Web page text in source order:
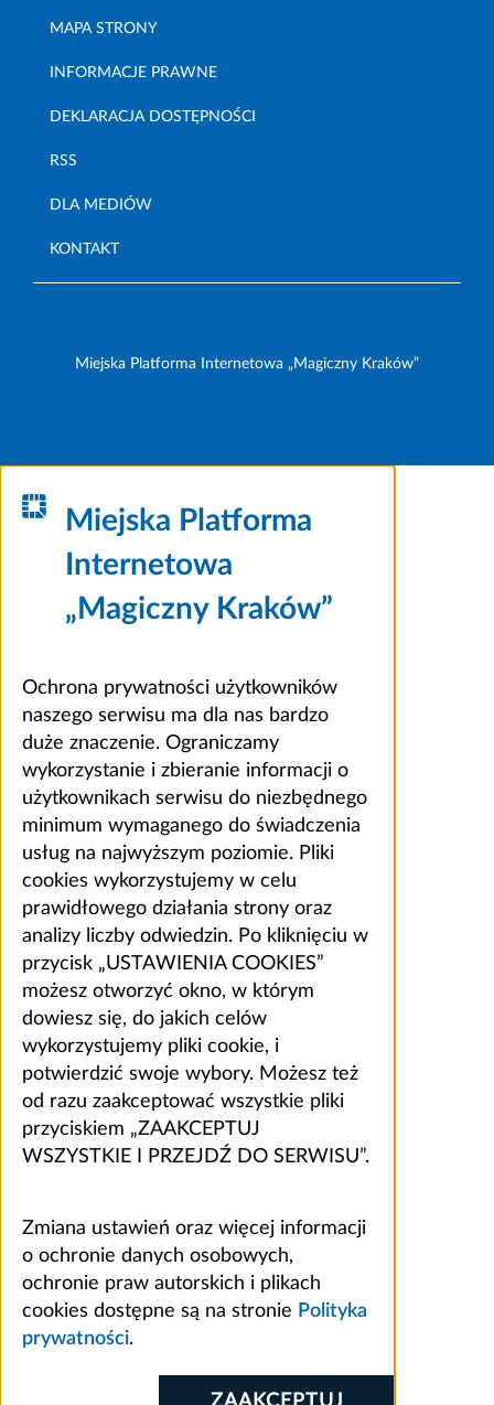
MAPA STRONY
INFORMACJE PRAWNE
DEKLARACJA DOSTĘPNOŚCI
RSS
DLA MEDIÓW
KONTAKT
Miejska Platforma Internetowa „Magiczny Kraków”
Miejska Platforma
Internetowa
„Magiczny Kraków”
Ochrona prywatności użytkowników
naszego serwisu ma dla nas bardzo
duże znaczenie. Ograniczamy
wykorzystanie i zbieranie informacji o
użytkownikach serwisu do niezbędnego
minimum wymaganego do świadczenia
usług na najwyższym poziomie. Pliki
cookies wykorzystujemy w celu
prawidłowego działania strony oraz
analizy liczby odwiedzin. Po kliknięciu w
przycisk „USTAWIENIA COOKIES”
możesz otworzyć okno, w którym
dowiesz się, do jakich celów
wykorzystujemy pliki cookie, i
potwierdzić swoje wybory. Możesz też
od razu zaakceptować wszystkie pliki
przyciskiem „ZAAKCEPTUJ
WSZYSTKIE I PRZEJDŹ DO SERWISU”.
Zmiana ustawień oraz więcej informacji
o ochronie danych osobowych,
ochronie praw autorskich i plikach
cookies dostępne są na stronie Polityka
prywatności.